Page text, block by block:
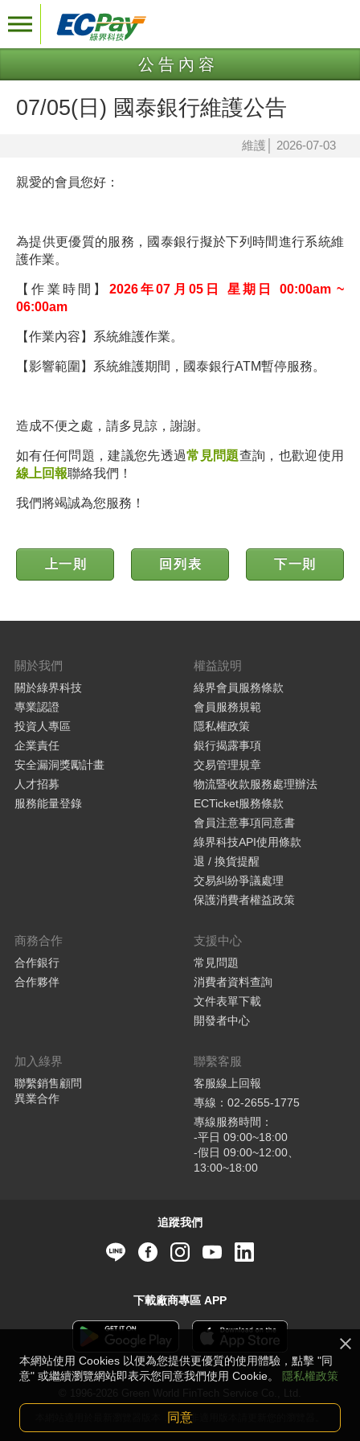
公告內容
07/05(日) 國泰銀行維護公告
維護 2026-07-03
親愛的會員您好：
為提供更優質的服務， 國泰銀行擬於下列時間進行系統維
護作業。
【作業時間】 2026年07月05日 星期日 00:00am ~
06:00am
【作業內容】 系統維護作業。
【影響範圍】系統維護期間，國泰銀行ATM暫停服務。
造成不便之處，請多見諒，謝謝。
如有任何問題，建議您先透過常見問題查詢，也歡迎使用
線上回報聯絡我們！
我們將竭誠為您服務！
上一則 回列表 下一則
關於我們
關於綠界科技
專業認證
投資人專區
企業責任
安全漏洞獎勵計畫
人才招募
服務能量登錄
權益說明
綠界會員服務條款
會員服務規範
隱私權政策
銀行揭露事項
交易管理規章
物流暨收款服務處理辦法
ECTicket服務條款
會員注意事項同意書
綠界科技API使用條款
退 / 換貨提醒
交易糾紛爭議處理
保護消費者權益政策
商務合作
合作銀行
合作夥伴
支援中心
常見問題
消費者資料查詢
文件表單下載
開發者中心
加入綠界
聯繫銷售顧問
異業合作
聯繫客服
客服線上回報
專線：02-2655-1775
專線服務時間：
-平日 09:00~18:00
-假日 09:00~12:00、
13:00~18:00
追蹤我們
下載廠商專區 APP
本網站適用於最新瀏覽器版本，若並非適用版本請更新您的瀏覽器。
本網站使用 Cookies 以便為您提供更優質的使用體驗，點擊 "同
意" 或繼續瀏覽網站即表示您同意我們使用 Cookie。
隱私權政策
同意